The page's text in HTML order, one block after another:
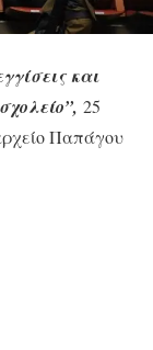
και
”, 25
Παπάγου